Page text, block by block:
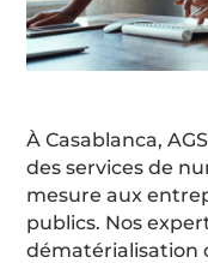
À Casablanca,
des services de
mesure aux
publics. Nos
dématérialisation